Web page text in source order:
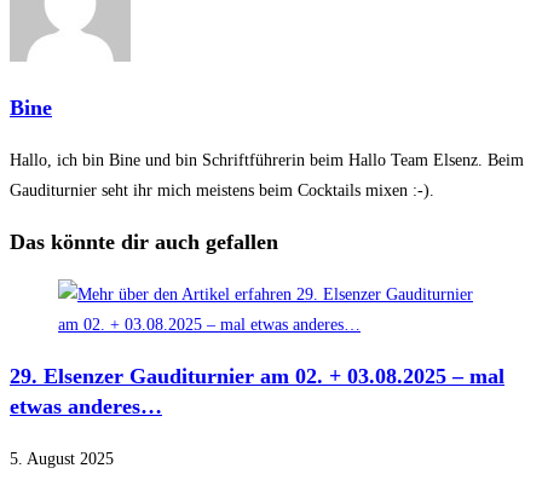
Bine
Hallo, ich bin Bine und bin Schriftführerin beim Hallo Team Elsenz. Beim
Gauditurnier seht ihr mich meistens beim Cocktails mixen :-).
Das könnte dir auch gefallen
29. Elsenzer Gauditurnier am 02. + 03.08.2025 – mal
etwas anderes…
5. August 2025